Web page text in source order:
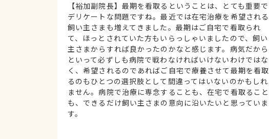
【裕加副院長】最期を看取るということは、とても重要で
デリケートな問題ですね。最近では在宅治療を希望される
飼い主さまも増えてきました。最期はご自宅で看取られ
て、ほっとされていた方もいらっしゃいましたので、飼い
主さまからすれば良かったのかなと感じます。病気だから
といって必ずしも病院で戦わなければいけないわけではな
く、希望されるのであればご自宅で療養させて最期を看取
るのもひとつの選択肢として間違ってはいないのかもしれ
ません。病院で治療に専念することも、在宅で看取ること
も、できるだけ飼い主さまの意向に沿いたいと思っていま
す。